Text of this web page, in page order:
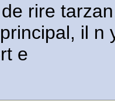
rire
il n
e